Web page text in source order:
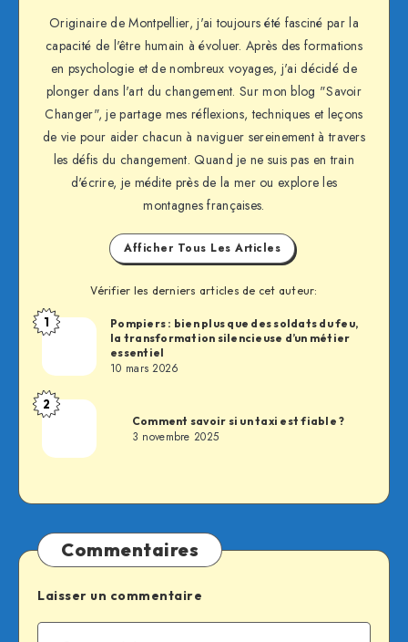
Originaire de Montpellier, j'ai toujours été fasciné par la
capacité de l'être humain à évoluer. Après des formations
en psychologie et de nombreux voyages, j'ai décidé de
plonger dans l'art du changement. Sur mon blog "Savoir
Changer", je partage mes réflexions, techniques et leçons
de vie pour aider chacun à naviguer sereinement à travers
les défis du changement. Quand je ne suis pas en train
d'écrire, je médite près de la mer ou explore les
montagnes françaises.
Afficher Tous Les Articles
Vérifier les derniers articles de cet auteur:
Fabien
1
Pompiers : bien plus que des soldats du feu,
la transformation silencieuse d’un métier
essentiel
10 mars 2026
Fabien
2
Comment savoir si un taxi est fiable ?
3 novembre 2025
Commentaires
Laisser un commentaire